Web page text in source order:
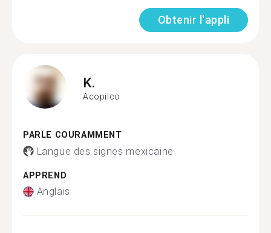
Obtenir l'appli
K.
Acopilco
PARLE COURAMMENT
Langue des signes mexicaine
APPREND
Anglais